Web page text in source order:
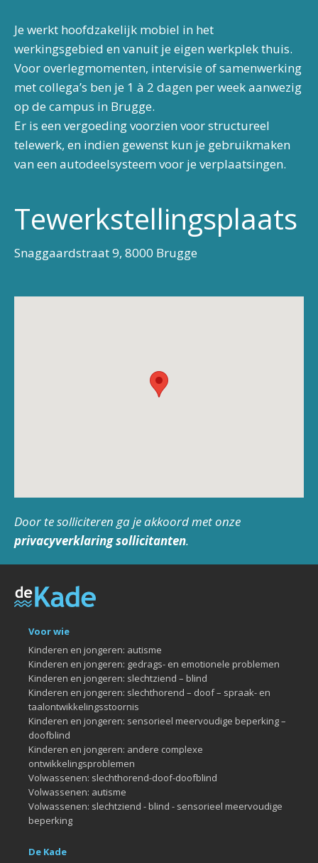
Je werkt hoofdzakelijk mobiel in het
werkingsgebied en vanuit je eigen werkplek thuis.
Voor overlegmomenten, intervisie of samenwerking
met collega’s ben je 1 à 2 dagen per week aanwezig
op de campus in Brugge.
Er is een vergoeding voorzien voor structureel
telewerk, en indien gewenst kun je gebruikmaken
van een autodeelsysteem voor je verplaatsingen.
Tewerkstellingsplaats
Snaggaardstraat 9, 8000 Brugge
Door te solliciteren ga je akkoord met onze
privacyverklaring sollicitanten.
Voor wie
Kinderen en jongeren: autisme
Kinderen en jongeren: gedrags- en emotionele problemen
Kinderen en jongeren: slechtziend – blind
Kinderen en jongeren: slechthorend – doof – spraak- en
taalontwikkelingsstoornis
Kinderen en jongeren: sensorieel meervoudige beperking –
doofblind
Kinderen en jongeren: andere complexe
ontwikkelingsproblemen
Volwassenen: slechthorend-doof-doofblind
Volwassenen: autisme
Volwassenen: slechtziend - blind - sensorieel meervoudige
beperking
De Kade